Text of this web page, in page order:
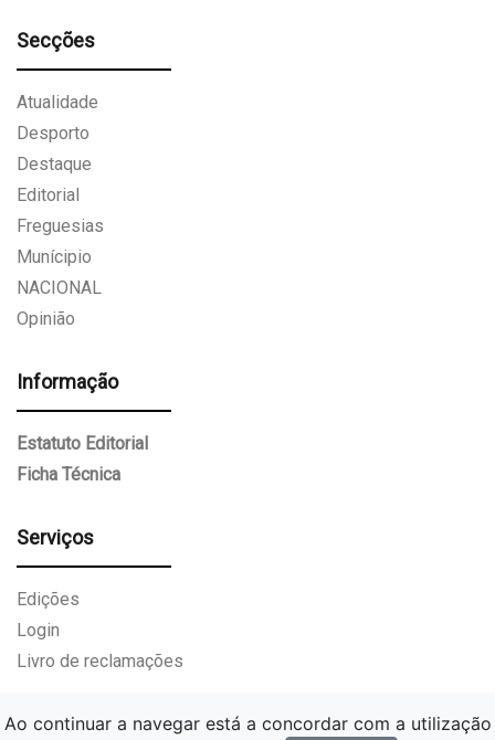
Secções
Atualidade
Desporto
Destaque
Editorial
Freguesias
Munícipio
NACIONAL
Opinião
Informação
Estatuto Editorial
Ficha Técnica
Serviços
Edições
Login
Livro de reclamações
Ao continuar a navegar está a concordar com a utilização